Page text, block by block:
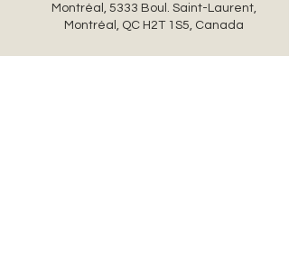
Montréal, 5333 Boul. Saint-Laurent,
Montréal, QC H2T 1S5, Canada